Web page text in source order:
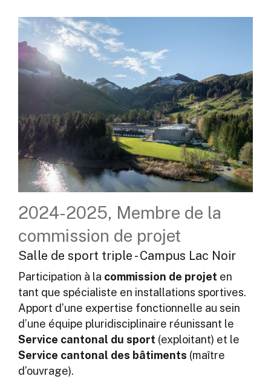
2024-2025, Membre de la
commission de projet
Salle de sport triple - Campus Lac Noir
Participation à la commission de projet en
tant que spécialiste en installations sportives.
Apport d’une expertise fonctionnelle au sein
d’une équipe pluridisciplinaire réunissant le
Service cantonal du sport (exploitant) et le
Service cantonal des bâtiments (maître
d’ouvrage).